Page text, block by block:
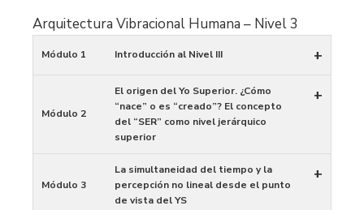
Arquitectura Vibracional Humana – Nivel 3
Módulo 1 Introducción al Nivel III +
Módulo 2
El origen del Yo Superior. ¿Cómo
“nace” o es “creado”? El concepto
del “SER” como nivel jerárquico
superior
+
Módulo 3
La simultaneidad del tiempo y la
percepción no lineal desde el punto
de vista del YS
+